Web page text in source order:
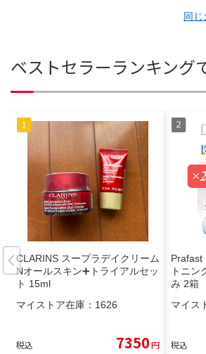
同じ
ベストセラーランキング
CLARINS スープラデイクリーム
Nオールスキン➕トライアルセッ
ト 15ml
マイストア在庫： 1626
税込 7350円
Prafast
トニン
み 2箱
マイス
税込